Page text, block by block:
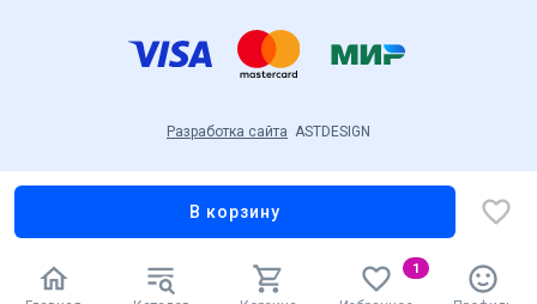
1
В корзину
Разработка сайта ASTDESIGN